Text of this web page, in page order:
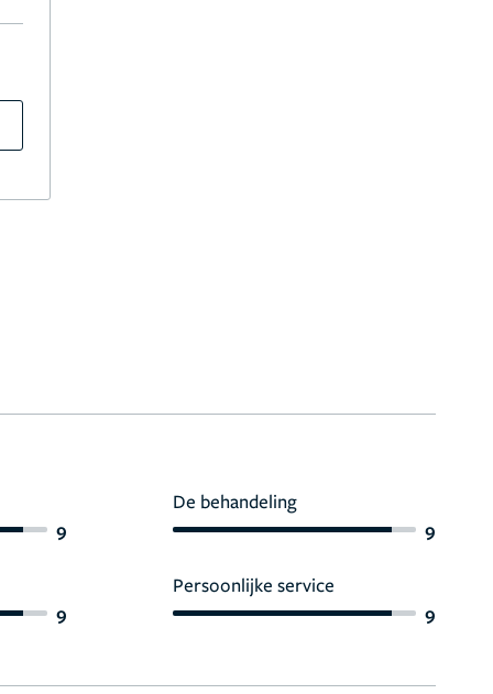
9
9
De behandeling
9
Persoonlijke service
9